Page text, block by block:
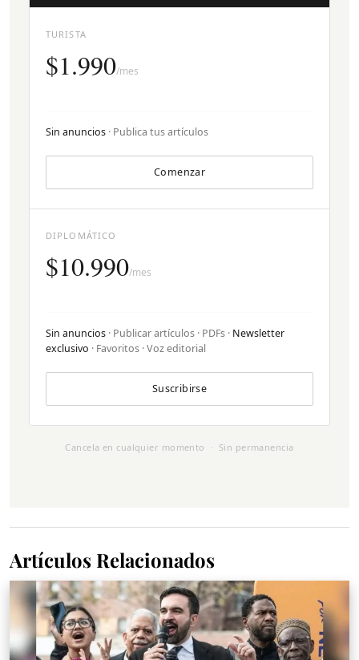
TURISTA
$1.990/mes
Sin anuncios · Publica tus artículos
Comenzar
DIPLOMÁTICO
$10.990/mes
Sin anuncios · Publicar artículos · PDFs · Newsletter
exclusivo · Favoritos · Voz editorial
Suscribirse
Cancela en cualquier momento · Sin permanencia
Artículos Relacionados